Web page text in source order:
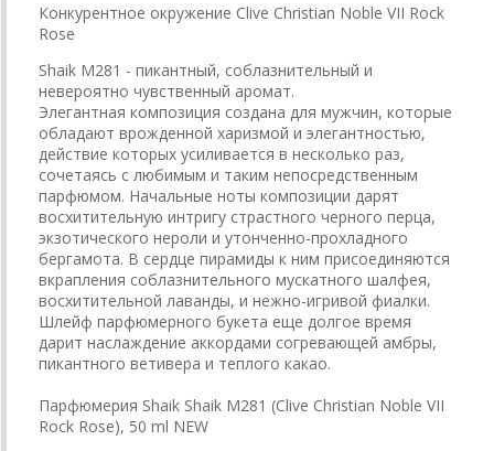
Конкурентное окружение Clive Christian Noble VII Rock
Rose
Shaik M281 - пикантный, соблазнительный и
невероятно чувственный аромат.
Элегантная композиция создана для мужчин, которые
обладают врожденной харизмой и элегантностью,
действие которых усиливается в несколько раз,
сочетаясь с любимым и таким непосредственным
парфюмом. Начальные ноты композиции дарят
восхитительную интригу страстного черного перца,
экзотического нероли и утонченно-прохладного
бергамота. В сердце пирамиды к ним присоединяются
вкрапления соблазнительного мускатного шалфея,
восхитительной лаванды, и нежно-игривой фиалки.
Шлейф парфюмерного букета еще долгое время
дарит наслаждение аккордами согревающей амбры,
пикантного ветивера и теплого какао.
Парфюмерия Shaik Shaik M281 (Clive Christian Noble VII
Rock Rose), 50 ml NEW